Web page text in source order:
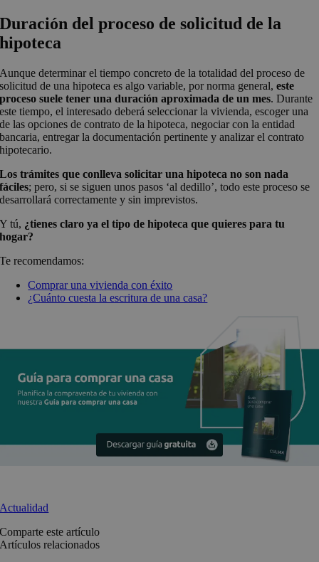
Duración del proceso de solicitud de la
hipoteca
Aunque determinar el tiempo concreto de la totalidad del proceso de
solicitud de una hipoteca es algo variable, por norma general,este
proceso suele tener una duración aproximada de un mes. Durante
este tiempo, el interesado deberá seleccionar la vivienda, escoger una
de las opciones de contrato de la hipoteca, negociar con la entidad
bancaria, entregar la documentación pertinente y analizar el contrato
hipotecario.
Los trámites que conlleva solicitar una hipoteca no son nada
fáciles; pero, si se siguen unos pasos ‘al dedillo’, todo este proceso se
desarrollará correctamente y sin imprevistos.
Y tú, ¿tienes claro ya el tipo de hipoteca que quieres para tu
hogar?
Te recomendamos:
Comprar una vivienda con éxito
¿Cuánto cuesta la escritura de una casa?
Actualidad
Comparte este artículo
Artículos relacionados